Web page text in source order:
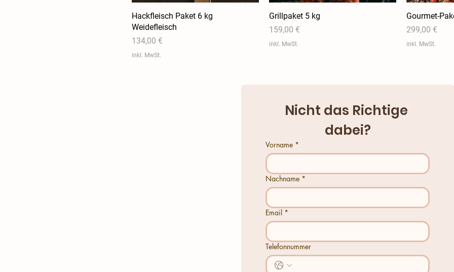
Hackfleisch Paket 6 kg
Weidefleisch
Preis
134,00 €
inkl. MwSt.
Grillpaket 5 kg
Preis
159,00 €
inkl. MwSt.
Gourmet-
Preis
299,00 €
inkl. MwSt.
Nicht das Richtige
dabei?
Vorname *
Nachname *
Email *
Telefonnummer